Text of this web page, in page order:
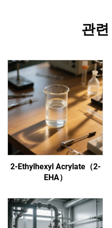
관
2-Ethylhexyl Acrylate（2-
EHA）